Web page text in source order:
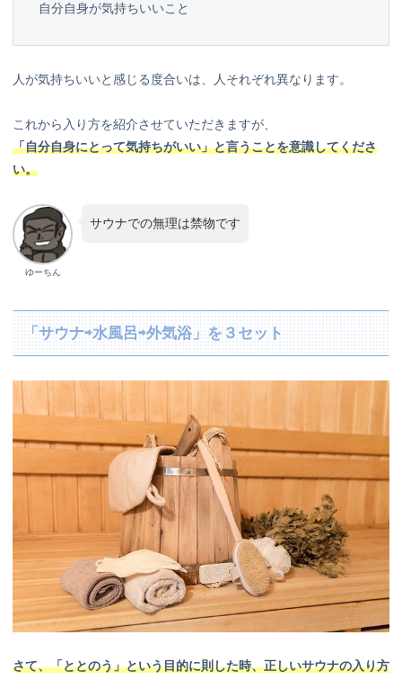
自分自身が気持ちいいこと
人が気持ちいいと感じる度合いは、人それぞれ異なります。
これから入り方を紹介させていただきますが、
「自分自身にとって気持ちがいい」と言うことを意識してくださ
い。
ゆーちん
サウナでの無理は禁物です
「サウナ⇨水風呂⇨外気浴」を３セット
さて、「ととのう」という目的に則した時、正しいサウナの入り方